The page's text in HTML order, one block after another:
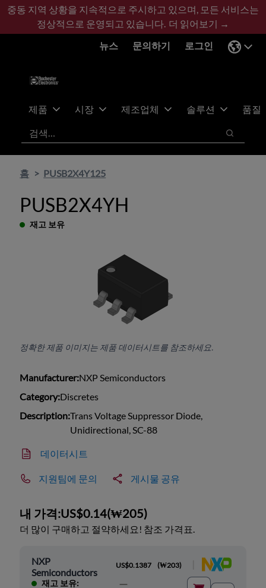
기
콘
바
글
중동 지역 상황을 지속적으로 주시하고 있으며, 모든 서비스는
정상적으로 운영되고 있습니다. 더 읽어보기 →
뉴스
문의하기 로그인
제품 시장 제조업체 솔루션
품질
검색
검색
홈 PUSB2X4Y125
PUSB2X4YH
재고 보유
정확한 제품 이미지는 제품 데이터시트를 참조하세요.
Manufacturer:NXP Semiconductors
Category:Discretes
Description:Trans Voltage Suppressor Diode,
Unidirectional, SC-88
데이터시트
지원팀에 문의 게시물 공유
내 가격:US$0.14(₩205)
더 많이 구매하고 절약하세요! 참조 가격표.
NXP
Semiconductors
재고 보유:
US$0.1387 (₩203)